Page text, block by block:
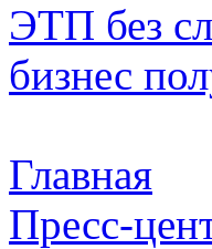
ЭТП без
бизнес
Главная
Пресс-